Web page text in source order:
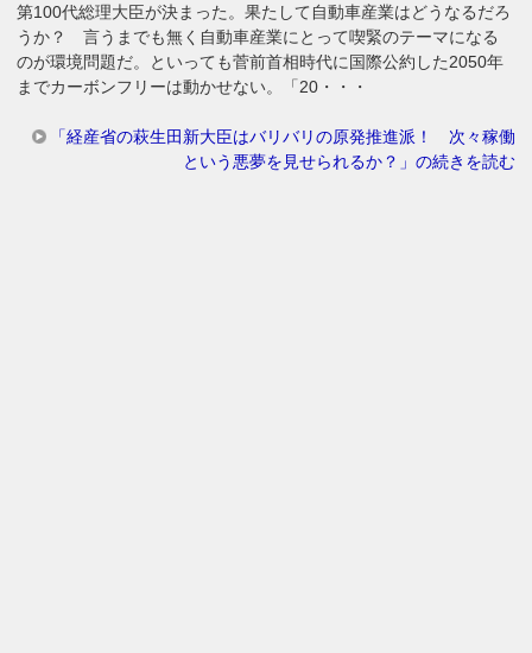
第100代総理大臣が決まった。果たして自動車産業はどうなるだろ
うか？ 言うまでも無く自動車産業にとって喫緊のテーマになる
のが環境問題だ。といっても菅前首相時代に国際公約した2050年
までカーボンフリーは動かせない。「20・・・
「経産省の萩生田新大臣はバリバリの原発推進派！ 次々稼働
という悪夢を見せられるか？」の続きを読む